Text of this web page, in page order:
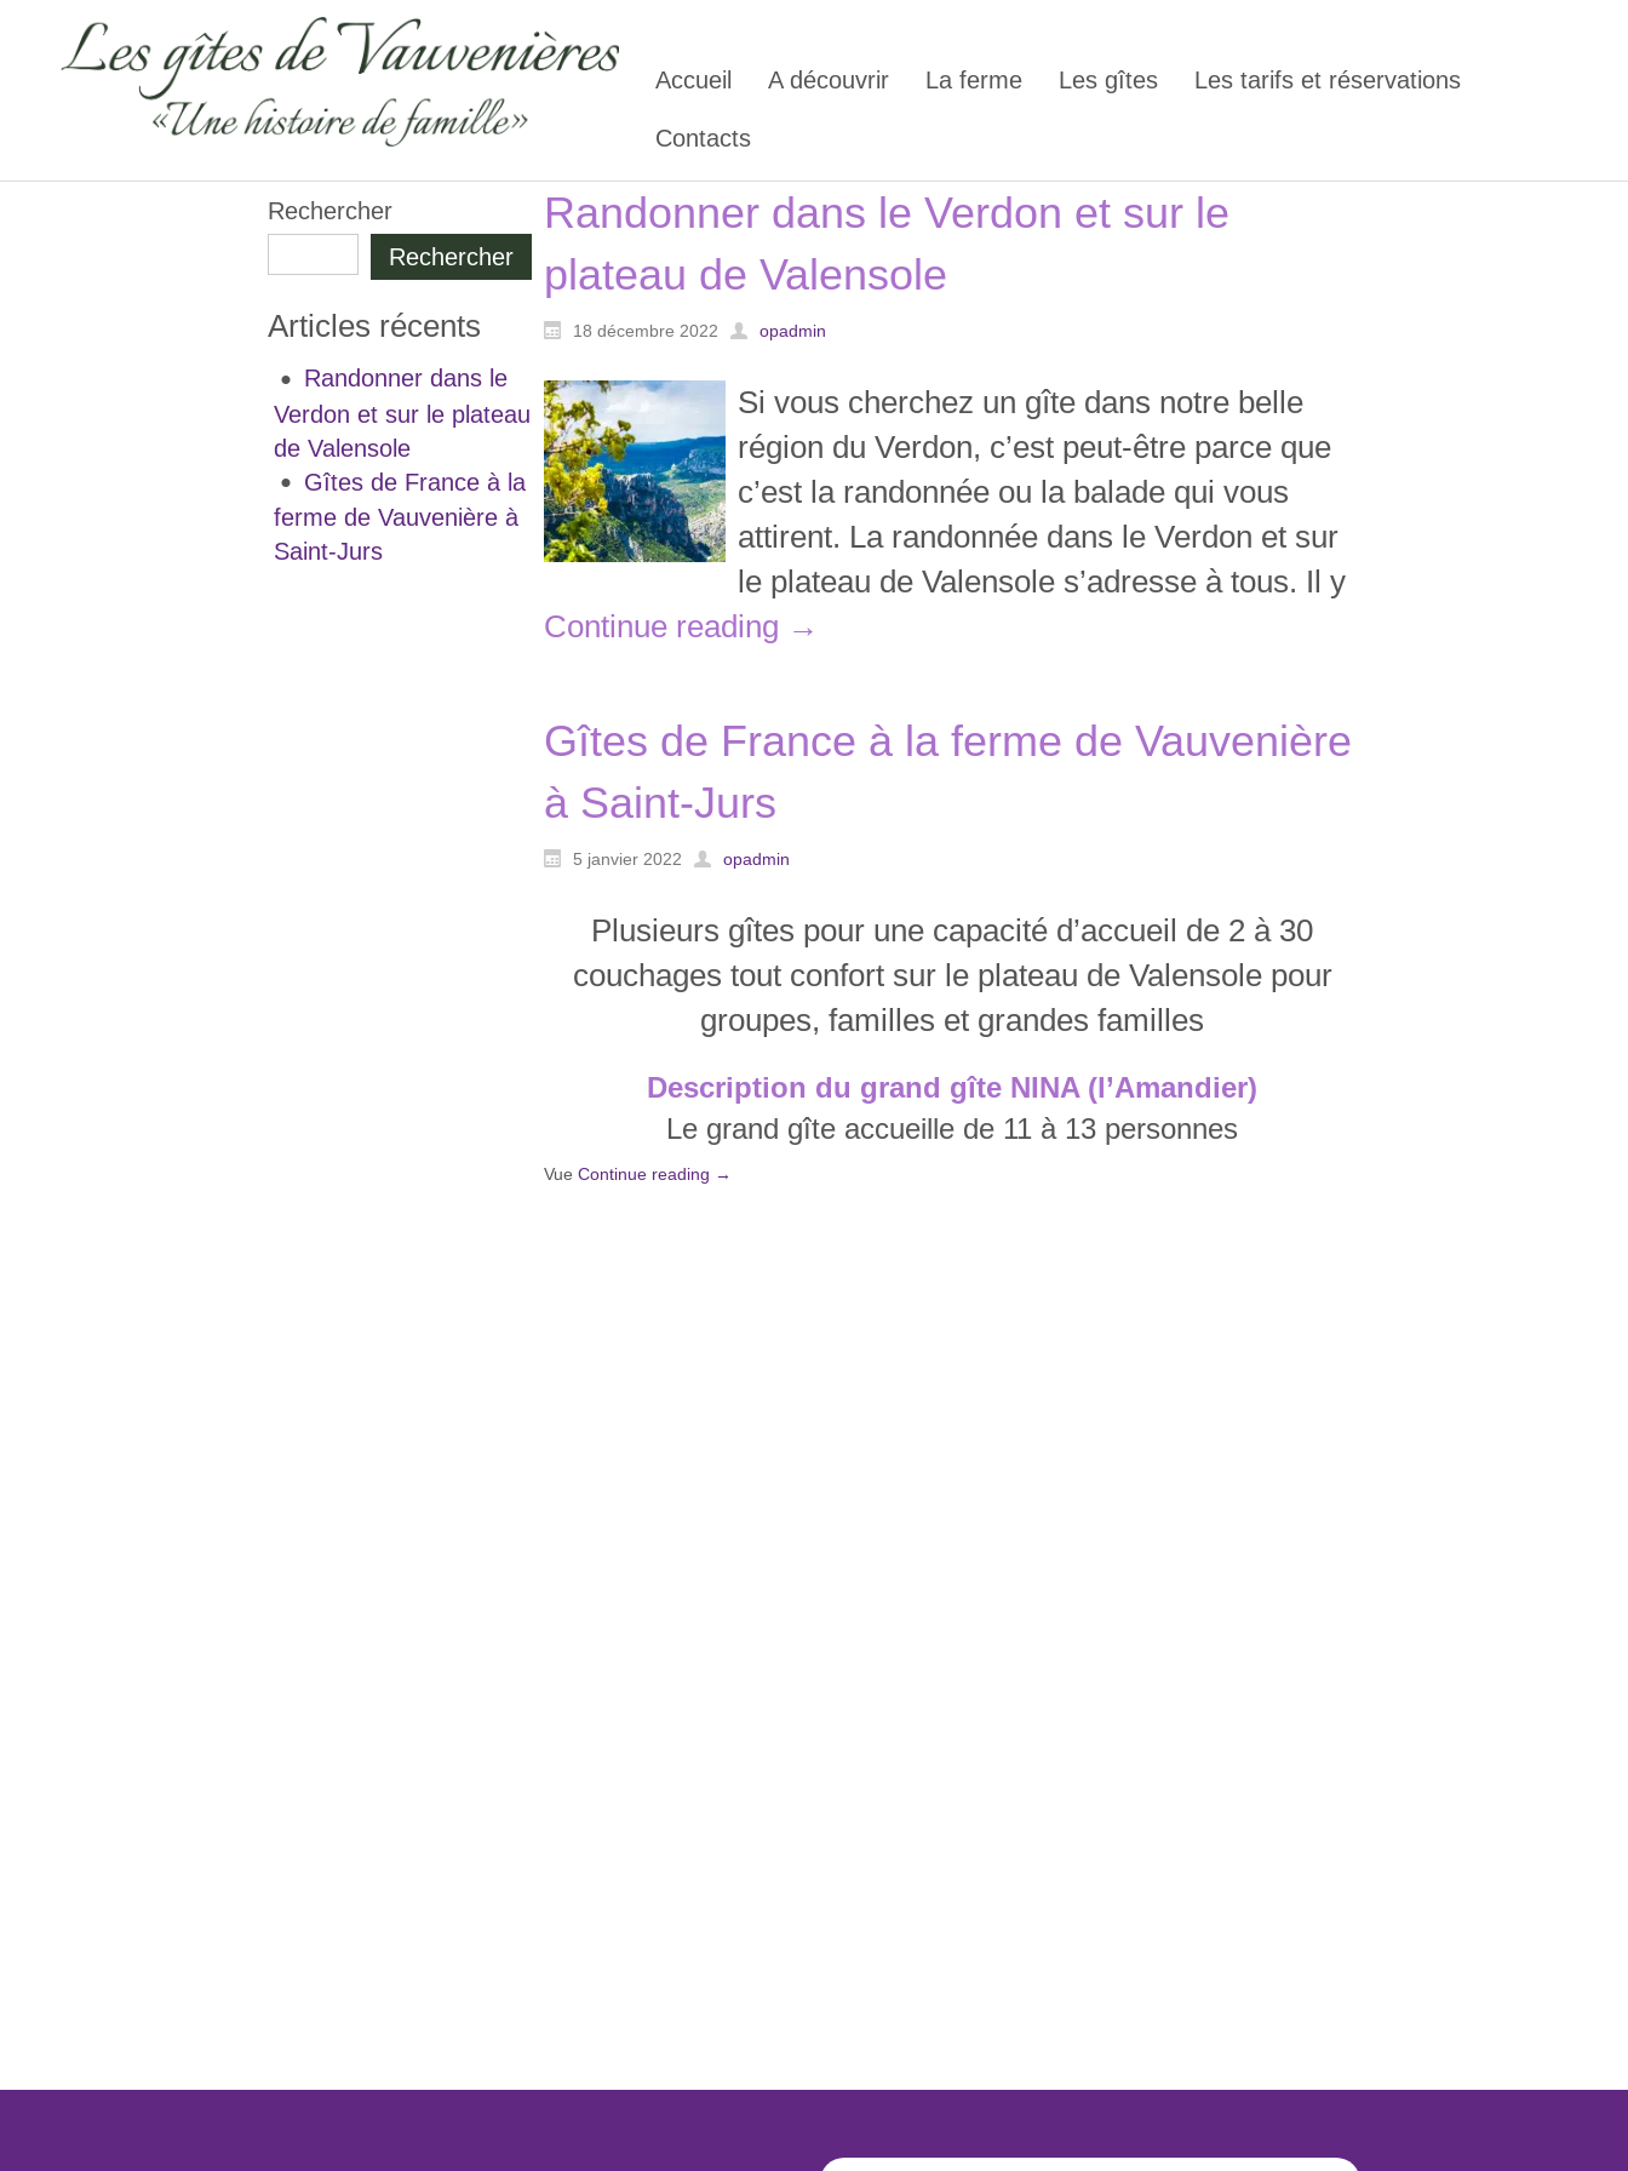
Accueil A découvrir La ferme Les gîtes Les tarifs et réservations
Contacts
Rechercher
Rechercher
Articles récents
Randonner dans le
Verdon et sur le plateau
de Valensole
Gîtes de France à la
ferme de Vauvenière à
Saint-Jurs
Randonner dans le Verdon et sur le
plateau de Valensole
18 décembre 2022 opadmin
Si vous cherchez un gîte dans notre belle
région du Verdon, c’est peut-être parce que
c’est la randonnée ou la balade qui vous
attirent. La randonnée dans le Verdon et sur
le plateau de Valensole s’adresse à tous. Il y
Continue reading →
Gîtes de France à la ferme de Vauvenière
à Saint-Jurs
5 janvier 2022 opadmin
Plusieurs gîtes pour une capacité d’accueil de 2 à 30
couchages tout confort sur le plateau de Valensole pour
groupes, familles et grandes familles
Description du grand gîte NINA (l’Amandier)
Le grand gîte accueille de 11 à 13 personnes
Vue Continue reading →